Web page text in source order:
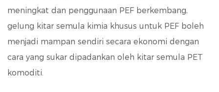
meningkat dan penggunaan PEF berkembang,
gelung kitar semula kimia khusus untuk PEF boleh
menjadi mampan sendiri secara ekonomi dengan
cara yang sukar dipadankan oleh kitar semula PET
komoditi.